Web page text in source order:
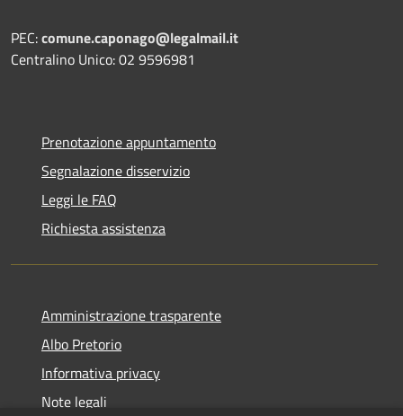
PEC:comune.caponago@legalmail.it
Centralino Unico: 02 9596981
Prenotazione appuntamento
Segnalazione disservizio
Leggi le FAQ
Richiesta assistenza
Amministrazione trasparente
Albo Pretorio
Informativa privacy
Note legali